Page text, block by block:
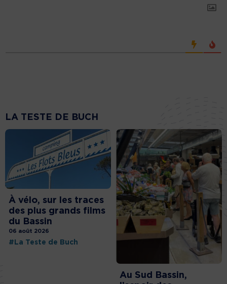
LA TESTE DE BUCH
À vélo, sur les traces
des plus grands films
du Bassin
06 août 2026
#La Teste de Buch
Au Sud Bassin,